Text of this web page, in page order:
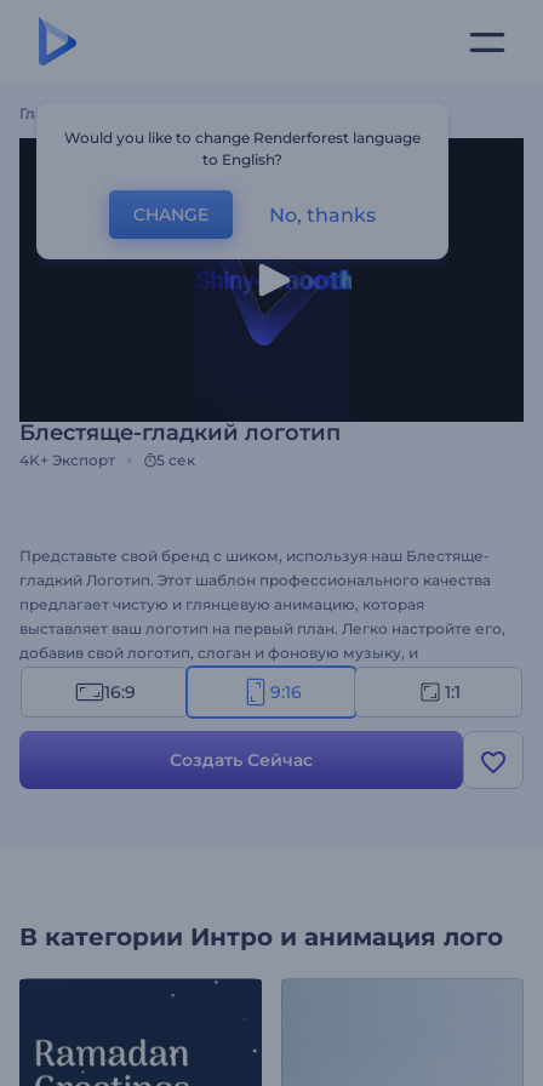
Главная
Блестяще-гладкий логотип
4K+ Экспорт 5 сек
Представьте свой бренд с шиком, используя наш Блестяще-
гладкий Логотип. Этот шаблон профессионального качества
предлагает чистую и глянцевую анимацию, которая
выставляет ваш логотип на первый план. Легко настройте его,
добавив свой логотип, слоган и фоновую музыку, и
наблюдайте, как плавные переходы оживляют ваш логотип.
Идеально подходит для маркетинговых кампаний,
другого. Создавайте прямо сейчас и сделайте свой бренд
16:9 9:16 1:1
Создать Сейчас
В категории Интро и анимация лого
Would you like to change Renderforest language
to English?
CHANGE No, thanks